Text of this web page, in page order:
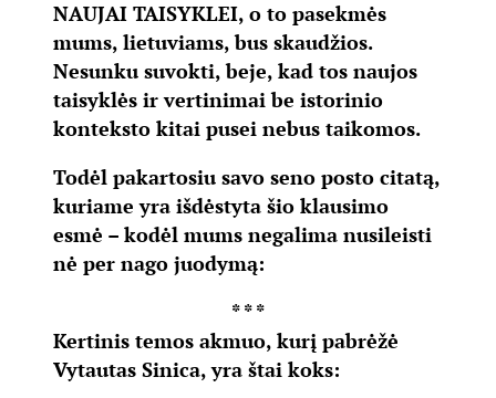
NAUJAI TAISYKLEI, o to pasekmės
mums, lietuviams, bus skaudžios.
Nesunku suvokti, beje, kad tos naujos
taisyklės ir vertinimai be istorinio
konteksto kitai pusei nebus taikomos.
Todėl pakartosiu savo seno posto citatą,
kuriame yra išdėstyta šio klausimo
esmė – kodėl mums negalima nusileisti
nė per nago juodymą:
* * *
Kertinis temos akmuo, kurį pabrėžė
Vytautas Sinica, yra štai koks: